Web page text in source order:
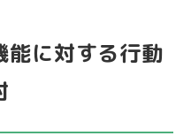
能に対する行動